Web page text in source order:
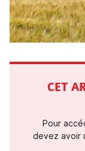
CET
Pour
devez avoir